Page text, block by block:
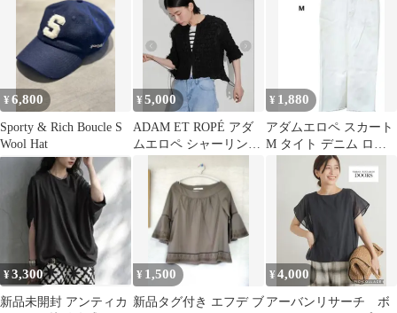
¥6,800
Sporty & Rich Boucle S
Wool Hat
¥5,000
ADAM ET ROPÉ アダ
ムエロペ シャーリング
ギャザーホックトップ
¥ 1,880
アダムエロペ スカート
M タイト デニム ロン
グ 白 コットン スリッ
¥3,300
新品未開封 アンティカ
¥ 1,500
新品タグ付き エフデ ブ
¥4,000
アーバンリサーチ ボ